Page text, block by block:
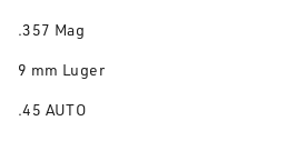
.357 Mag
9 mm Luger
.45 AUTO